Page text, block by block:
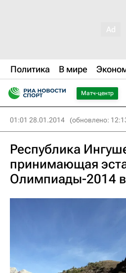
Политика В мире
Матч-центр
01:01 28.01.2014 (обновлено:
Республика
принимающая
Олимпиады-2014